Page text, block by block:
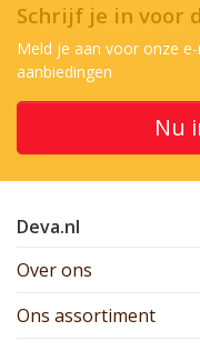
Schrijf je in voor
Meld je aan voor onze
aanbiedingen
Nu
Deva.nl
Over ons
Ons assortiment